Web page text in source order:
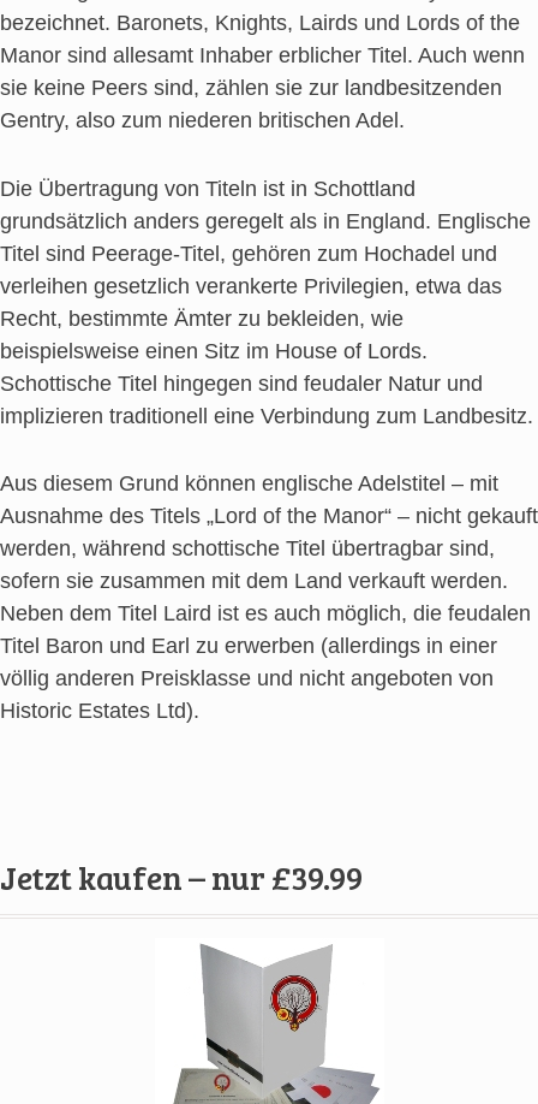
bezeichnet. Baronets, Knights, Lairds und Lords of the
Manor sind allesamt Inhaber erblicher Titel. Auch wenn
sie keine Peers sind, zählen sie zur landbesitzenden
Gentry, also zum niederen britischen Adel.
Die Übertragung von Titeln ist in Schottland
grundsätzlich anders geregelt als in England. Englische
Titel sind Peerage-Titel, gehören zum Hochadel und
verleihen gesetzlich verankerte Privilegien, etwa das
Recht, bestimmte Ämter zu bekleiden, wie
beispielsweise einen Sitz im House of Lords.
Schottische Titel hingegen sind feudaler Natur und
implizieren traditionell eine Verbindung zum Landbesitz.
Aus diesem Grund können englische Adelstitel – mit
Ausnahme des Titels „Lord of the Manor“ – nicht gekauft
werden, während schottische Titel übertragbar sind,
sofern sie zusammen mit dem Land verkauft werden.
Neben dem Titel Laird ist es auch möglich, die feudalen
Titel Baron und Earl zu erwerben (allerdings in einer
völlig anderen Preisklasse und nicht angeboten von
Historic Estates Ltd).
Jetzt kaufen – nur £39.99